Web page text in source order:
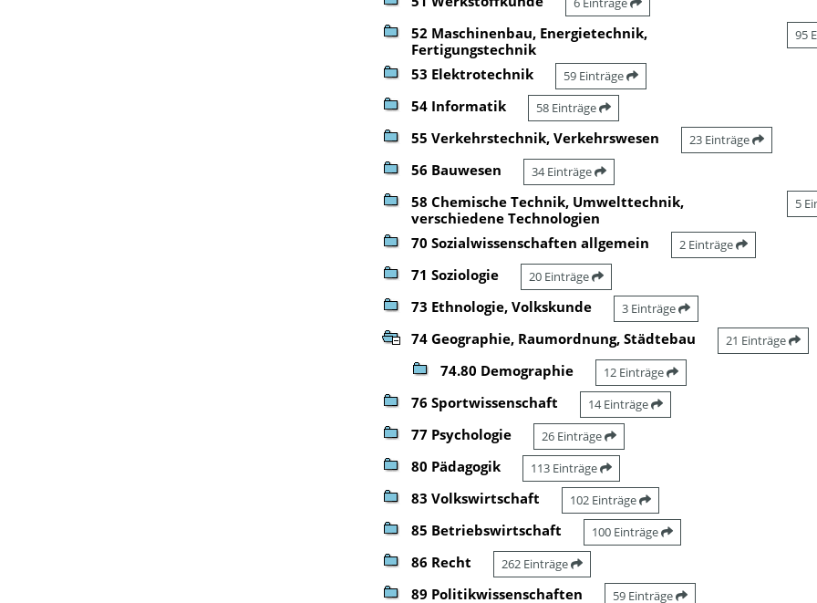
52 Maschinenbau, Energietechnik,
Fertigungstechnik
95
53 Elektrotechnik 59 Einträge
54 Informatik 58 Einträge
55 Verkehrstechnik, Verkehrswesen 23 Einträge
56 Bauwesen 34 Einträge
58 Chemische Technik, Umwelttechnik,
verschiedene Technologien
5
70 Sozialwissenschaften allgemein 2 Einträge
71 Soziologie 20 Einträge
73 Ethnologie, Volkskunde 3 Einträge
74 Geographie, Raumordnung, Städtebau 21 Einträge
74.80 Demographie 12 Einträge
76 Sportwissenschaft 14 Einträge
77 Psychologie 26 Einträge
80 Pädagogik 113 Einträge
83 Volkswirtschaft 102 Einträge
85 Betriebswirtschaft 100 Einträge
86 Recht 262 Einträge
89 Politikwissenschaften 59 Einträge